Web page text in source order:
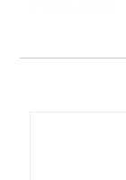
カウンターキッ
2口ガスコンロ
ひとりでもしっ